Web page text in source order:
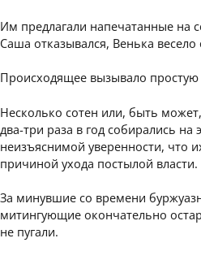
Им предлагали напечатанные на
Саша отказывался, Венька весело
Происходящее вызывало простую
Несколько сотен или, быть
два-три раза в год собирались
неизъяснимой уверенности, что
причиной ухода постылой власти.
За минувшие со времени
митингующие окончательно
не пугали.